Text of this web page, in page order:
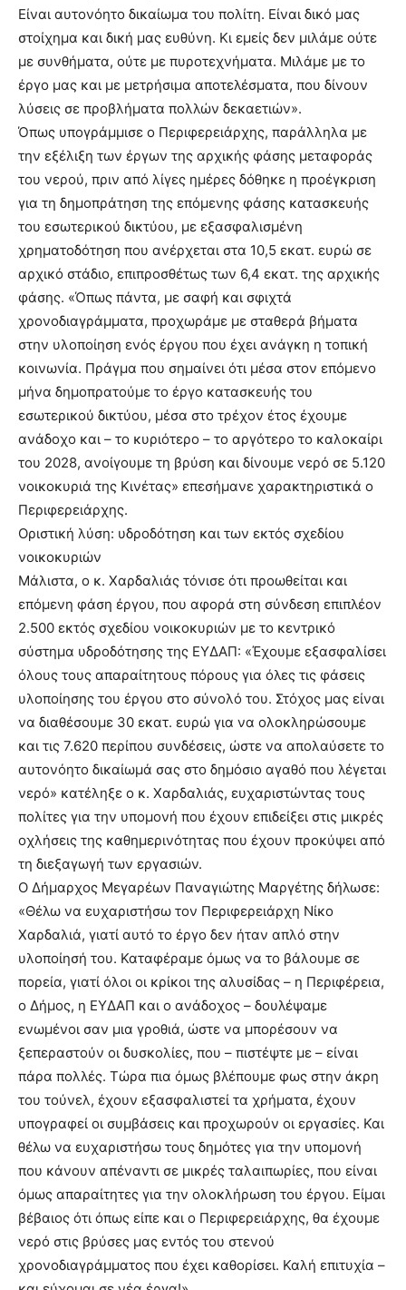
Είναι αυτονόητο δικαίωμα του πολίτη. Είναι δικό μας
στοίχημα και δική μας ευθύνη. Κι εμείς δεν μιλάμε ούτε
με συνθήματα, ούτε με πυροτεχνήματα. Μιλάμε με το
έργο μας και με μετρήσιμα αποτελέσματα, που δίνουν
λύσεις σε προβλήματα πολλών δεκαετιών».
Όπως υπογράμμισε ο Περιφερειάρχης, παράλληλα με
την εξέλιξη των έργων της αρχικής φάσης μεταφοράς
του νερού, πριν από λίγες ημέρες δόθηκε η προέγκριση
για τη δημοπράτηση της επόμενης φάσης κατασκευής
του εσωτερικού δικτύου, με εξασφαλισμένη
χρηματοδότηση που ανέρχεται στα 10,5 εκατ. ευρώ σε
αρχικό στάδιο, επιπροσθέτως των 6,4 εκατ. της αρχικής
φάσης. «Όπως πάντα, με σαφή και σφιχτά
χρονοδιαγράμματα, προχωράμε με σταθερά βήματα
στην υλοποίηση ενός έργου που έχει ανάγκη η τοπική
κοινωνία. Πράγμα που σημαίνει ότι μέσα στον επόμενο
μήνα δημοπρατούμε το έργο κατασκευής του
εσωτερικού δικτύου, μέσα στο τρέχον έτος έχουμε
ανάδοχο και – το κυριότερο – το αργότερο το καλοκαίρι
του 2028, ανοίγουμε τη βρύση και δίνουμε νερό σε 5.120
νοικοκυριά της Κινέτας» επεσήμανε χαρακτηριστικά ο
Περιφερειάρχης.
Οριστική λύση: υδροδότηση και των εκτός σχεδίου
νοικοκυριών
Μάλιστα, ο κ. Χαρδαλιάς τόνισε ότι προωθείται και
επόμενη φάση έργου, που αφορά στη σύνδεση επιπλέον
2.500 εκτός σχεδίου νοικοκυριών με το κεντρικό
σύστημα υδροδότησης της ΕΥΔΑΠ: «Έχουμε εξασφαλίσει
όλους τους απαραίτητους πόρους για όλες τις φάσεις
υλοποίησης του έργου στο σύνολό του. Στόχος μας είναι
να διαθέσουμε 30 εκατ. ευρώ για να ολοκληρώσουμε
και τις 7.620 περίπου συνδέσεις, ώστε να απολαύσετε το
αυτονόητο δικαίωμά σας στο δημόσιο αγαθό που λέγεται
νερό» κατέληξε ο κ. Χαρδαλιάς, ευχαριστώντας τους
πολίτες για την υπομονή που έχουν επιδείξει στις μικρές
οχλήσεις της καθημερινότητας που έχουν προκύψει από
τη διεξαγωγή των εργασιών.
Ο Δήμαρχος Μεγαρέων Παναγιώτης Μαργέτης δήλωσε:
«Θέλω να ευχαριστήσω τον Περιφερειάρχη Νίκο
Χαρδαλιά, γιατί αυτό το έργο δεν ήταν απλό στην
υλοποίησή του. Καταφέραμε όμως να το βάλουμε σε
πορεία, γιατί όλοι οι κρίκοι της αλυσίδας – η Περιφέρεια,
ο Δήμος, η ΕΥΔΑΠ και ο ανάδοχος – δουλέψαμε
ενωμένοι σαν μια γροθιά, ώστε να μπορέσουν να
ξεπεραστούν οι δυσκολίες, που – πιστέψτε με – είναι
πάρα πολλές. Τώρα πια όμως βλέπουμε φως στην άκρη
του τούνελ, έχουν εξασφαλιστεί τα χρήματα, έχουν
υπογραφεί οι συμβάσεις και προχωρούν οι εργασίες. Και
θέλω να ευχαριστήσω τους δημότες για την υπομονή
που κάνουν απέναντι σε μικρές ταλαιπωρίες, που είναι
όμως απαραίτητες για την ολοκλήρωση του έργου. Είμαι
βέβαιος ότι όπως είπε και ο Περιφερειάρχης, θα έχουμε
νερό στις βρύσες μας εντός του στενού
χρονοδιαγράμματος που έχει καθορίσει. Καλή επιτυχία –